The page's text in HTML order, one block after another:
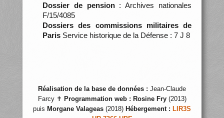
Dossier de pension: Archives nationales
F/15/4085
Dossiers des commissions militaires de
ParisService historique de la Défense : 7 J 8
Réalisation de la base de données : Jean-Claude
Farcy ✝ Programmation web : Rosine Fry(2013)
puis Morgane Valageas (2018) Hébergement : LIR3S